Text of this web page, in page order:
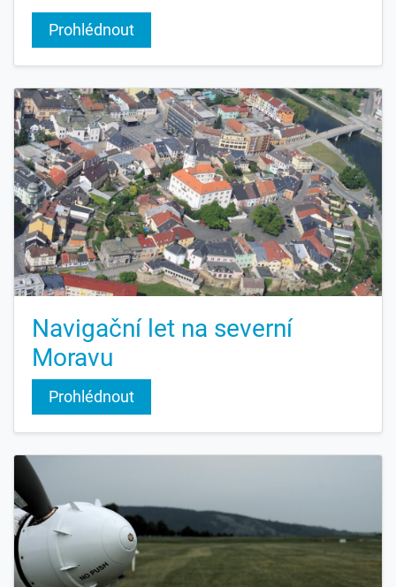
Prohlédnout
Navigační let na severní
Moravu
Prohlédnout